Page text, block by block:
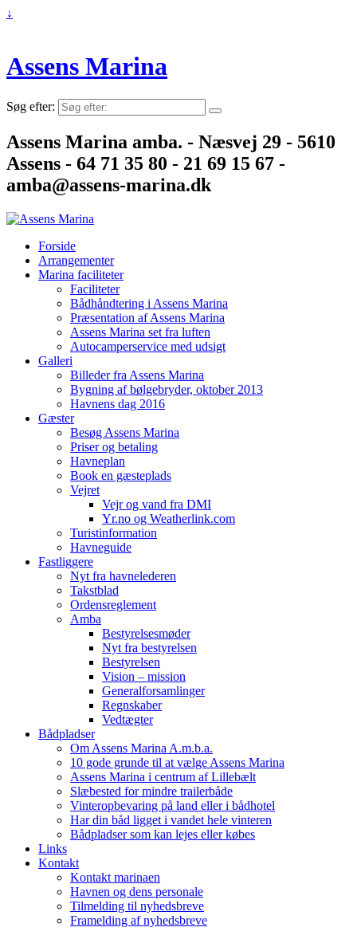
↓
Assens Marina
Søg efter:
Assens Marina amba. - Næsvej 29 - 5610
Assens - 64 71 35 80 - 21 69 15 67 -
amba@assens-marina.dk
Forside
Arrangementer
Marina faciliteter
Faciliteter
Bådhåndtering i Assens Marina
Præsentation af Assens Marina
Assens Marina set fra luften
Autocamperservice med udsigt
Galleri
Billeder fra Assens Marina
Bygning af bølgebryder, oktober 2013
Havnens dag 2016
Gæster
Besøg Assens Marina
Priser og betaling
Havneplan
Book en gæsteplads
Vejret
Vejr og vand fra DMI
Yr.no og Weatherlink.com
Turistinformation
Havneguide
Fastliggere
Nyt fra havnelederen
Takstblad
Ordensreglement
Amba
Bestyrelsesmøder
Nyt fra bestyrelsen
Bestyrelsen
Vision – mission
Generalforsamlinger
Regnskaber
Vedtægter
Bådpladser
Om Assens Marina A.m.b.a.
10 gode grunde til at vælge Assens Marina
Assens Marina i centrum af Lillebælt
Slæbested for mindre trailerbåde
Vinteropbevaring på land eller i bådhotel
Har din båd ligget i vandet hele vinteren
Bådpladser som kan lejes eller købes
Links
Kontakt
Kontakt marinaen
Havnen og dens personale
Tilmelding til nyhedsbreve
Framelding af nyhedsbreve